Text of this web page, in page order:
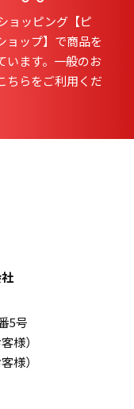
ョッピング【ピ
ョップ】で商品を
います。一般のお
ちらをご利用くだ
5号
様）
様）